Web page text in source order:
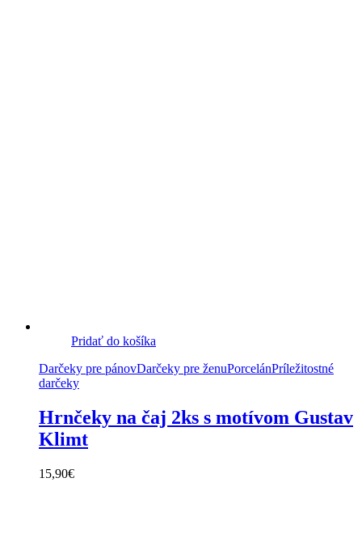
Pridať do košíka
Darčeky pre pánovDarčeky pre ženuPorcelánPríležitostné
darčeky
Hrnčeky na čaj 2ks s motívom Gustav
Klimt
15,90€